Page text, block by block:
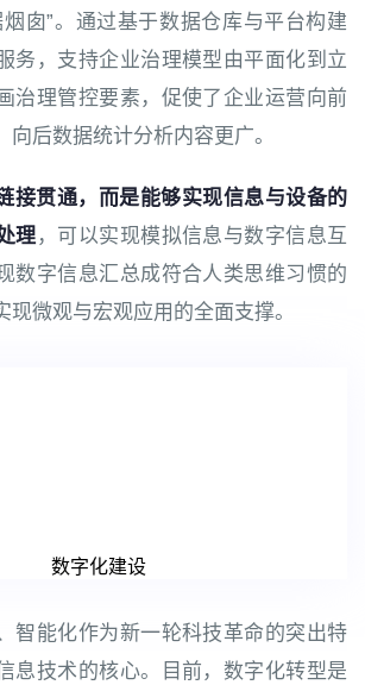
囱”。通过基于数据仓库与平台构建
务，支持企业治理模型由平面化到立
治理管控要素，促使了企业运营向前
向后数据统计分析内容更广。
接贯通，而是能够实现信息与设备的
理 ，可以实现模拟信息与数字信息互
数字信息汇总成符合人类思维习惯的
现微观与宏观应用的全面支撑。
数字化建设
智能化作为新一轮科技革命的突出特
息技术的核心。目前，数字化转型是